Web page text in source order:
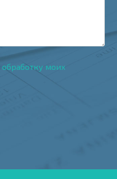
обработку моих